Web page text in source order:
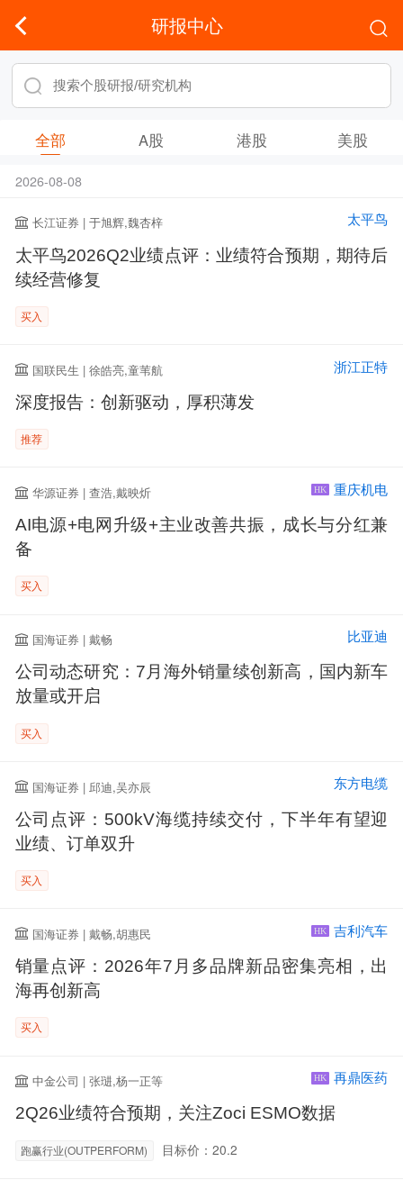
研报中心
全部 A股 港股 美股
2026-08-08
长江证券 | 于旭辉,魏杏梓 太平鸟
太平鸟2026Q2业绩点评：业绩符合预期，期待后
续经营修复
买入
国联民生 | 徐皓亮,童苇航 浙江正特
深度报告：创新驱动，厚积薄发
推荐
华源证券 | 查浩,戴映炘 HK 重庆机电
AI电源+电网升级+主业改善共振，成长与分红兼
备
买入
国海证券 | 戴畅 比亚迪
公司动态研究：7月海外销量续创新高，国内新车
放量或开启
买入
国海证券 | 邱迪,吴亦辰 东方电缆
公司点评：500kV海缆持续交付，下半年有望迎
业绩、订单双升
买入
国海证券 | 戴畅,胡惠民 HK 吉利汽车
销量点评：2026年7月多品牌新品密集亮相，出
海再创新高
买入
中金公司 | 张琎,杨一正等 HK 再鼎医药
2Q26业绩符合预期，关注Zoci ESMO数据
跑赢行业(OUTPERFORM) 目标价：20.2